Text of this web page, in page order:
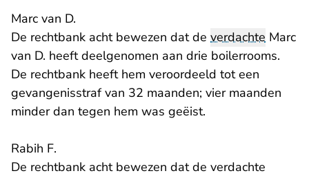
Marc van D.
De rechtbank acht bewezen dat de verdachte Marc
van D. heeft deelgenomen aan drie boilerrooms.
De rechtbank heeft hem veroordeeld tot een
gevangenisstraf van 32 maanden; vier maanden
minder dan tegen hem was geëist.
Rabih F.
De rechtbank acht bewezen dat de verdachte